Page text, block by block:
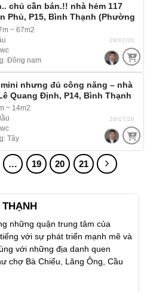
chủ cần bán.!! nhà hẻm 117
Phủ, P15, Bình Thạnh (Phường
~ 67m2
Đông nam
28/07/26
mini nhưng đủ công năng – nhà
Quang Định, P14, Bình Thạnh
~ 14m2
Tây
28/07/26
… 19 20 21
những quận trung tâm của
với sự phát triển mạnh mẽ và
với những địa danh quen
chợ Bà Chiểu, Lăng Ông, Cầu